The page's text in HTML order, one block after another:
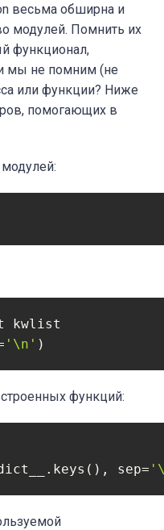
весьма обширна и
модулей. Помнить их
функционал,
мы не помним (не
или функции? Ниже
помогающих в
kwlist
'\n' )
функций:
sep=